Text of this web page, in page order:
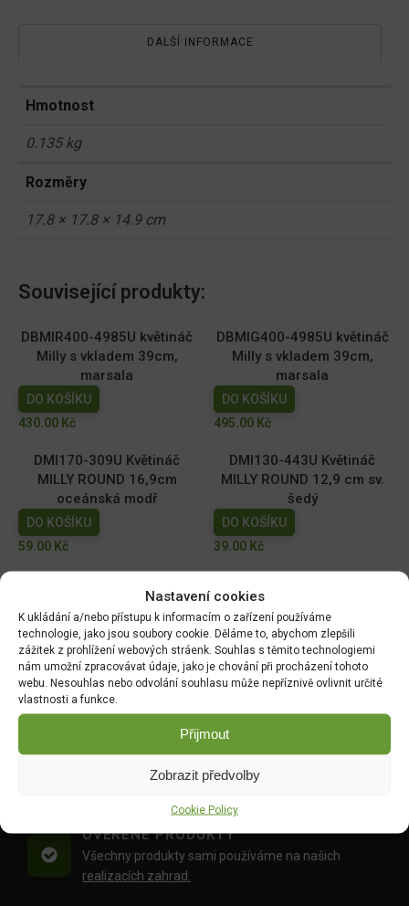
Nastavení cookies
K ukládání a/nebo přístupu k informacím o zařízení používáme
technologie, jako jsou soubory cookie. Děláme to, abychom zlepšili
zážitek z prohlížení webových stráenk. Souhlas s těmito technologiemi
nám umožní zpracovávat údaje, jako je chování při procházení tohoto
webu. Nesouhlas nebo odvolání souhlasu může nepříznivě ovlivnit určité
vlastnosti a funkce.
Přijmout
Zobrazit předvolby
Cookie Policy
DALŠÍ INFORMACE
Hmotnost
0.135 kg
Rozměry
17.8 × 17.8 × 14.9 cm
Související produkty:
DBMIR400-4985U květináč
Milly s vkladem 39cm,
marsala
DO KOŠÍKU
430.00 Kč
DBMIG400-4985U květináč
Milly s vkladem 39cm,
marsala
DO KOŠÍKU
495.00 Kč
DMI170-309U Květináč
MILLY ROUND 16,9cm
oceánská modř
DO KOŠÍKU
59.00 Kč
DMI130-443U Květináč
MILLY ROUND 12,9 cm sv.
šedý
DO KOŠÍKU
39.00 Kč
MILLY ROUND 10,9cm tm.
zelený
DO KOŠÍKU
29.00Kč
MILLY ROUND 14,6cm sv.
šedý
DO KOŠÍKU
49.00Kč
DOPRAVA ZDARMA OD 1500 KČ
Doprava objednávek od 1500 Kč,
OVĚŘENÉ PRODUKTY
Všechny produkty sami používáme na našich
realizacích zahrad.